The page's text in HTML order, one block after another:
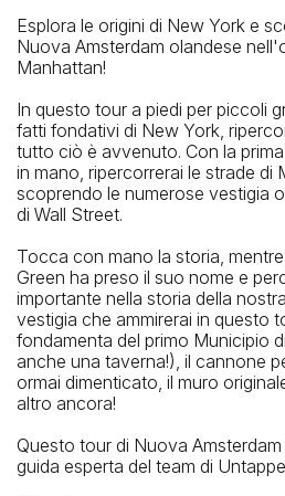
How To Get There: By Subway:
Green; 1 train to South Ferry; R,
Esplora le origini di New York e
Nuova Amsterdam olandese
Manhattan!
In questo tour a piedi per piccoli
fatti fondativi di New York,
tutto ciò è avvenuto. Con la
in mano, ripercorrerai le strade di
scoprendo le numerose vestigia
di Wall Street.
Tocca con mano la storia,
Green ha preso il suo nome e
importante nella storia della
vestigia che ammirerai in questo
fondamenta del primo Municipio
anche una taverna!), il cannone
ormai dimenticato, il muro
altro ancora!
Questo tour di Nuova
guida esperta del team di